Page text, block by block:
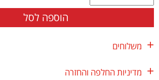
הוספה לסל
משלוחים
מדיניות החלפה והחזרה